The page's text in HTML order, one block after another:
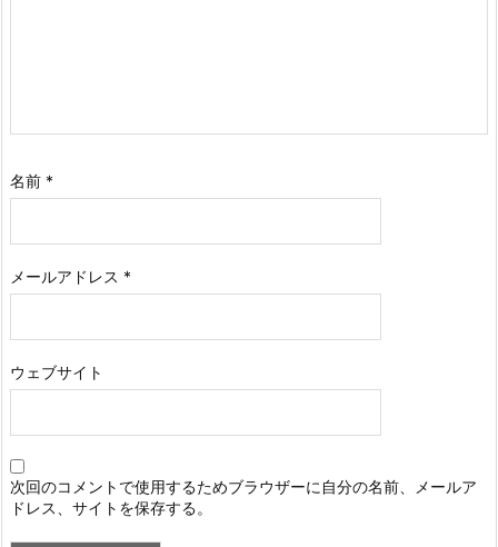
名前 *
メールアドレス *
ウェブサイト
次回のコメントで使用するためブラウザーに自分の名前、メールア
ドレス、サイトを保存する。